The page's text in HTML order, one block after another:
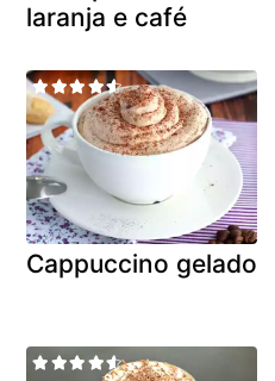
laranja e café
Cappuccino gelado